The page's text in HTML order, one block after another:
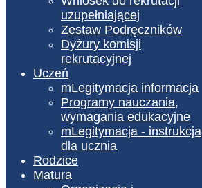
uzupełniającej
Zestaw Podręczników
Dyżury komisji
rekrutacyjnej
Uczeń
mLegitymacja informacja
Programy nauczania,
wymagania edukacyjne
mLegitymacja - instrukcja
dla ucznia
Rodzice
Matura